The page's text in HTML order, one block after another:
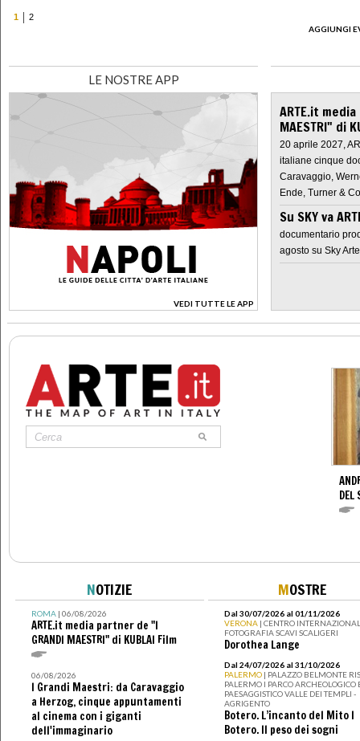
1
2
AGGIUNGI
LE NOSTRE APP
VEDI TUTTE LE APP
>
ARTE.it
MAESTRI" di
20 aprile 2027,
italiane cinque
Caravaggio,
Ende, Turner &
Su SKY va
documentario
agosto su Sky Arte
DEL
NOTIZIE
ROMA| 06/08/2026
ARTE.it media partner de "I
GRANDI MAESTRI" di KUBLAI Film
06/08/2026
I Grandi Maestri: da Caravaggio
a Herzog, cinque appuntamenti
al cinema con i giganti
dell'immaginario
MOSTRE
Dal 30/07/2026 al 01/11/2026
VERONA | CENTRO
FOTOGRAFIA SCAVI SCALIGERI
Dorothea Lange
Dal 24/07/2026 al 31/10/2026
PALERMO | PALAZZO BELMONTE
PALERMO I PARCO ARCHEOLOGICO
PAESAGGISTICO VALLE DEI TEMPLI -
AGRIGENTO
Botero. L’incanto del Mito I
Botero. Il peso dei sogni